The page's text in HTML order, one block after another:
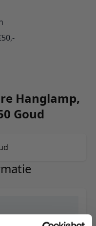
Hanglamp,
Goud